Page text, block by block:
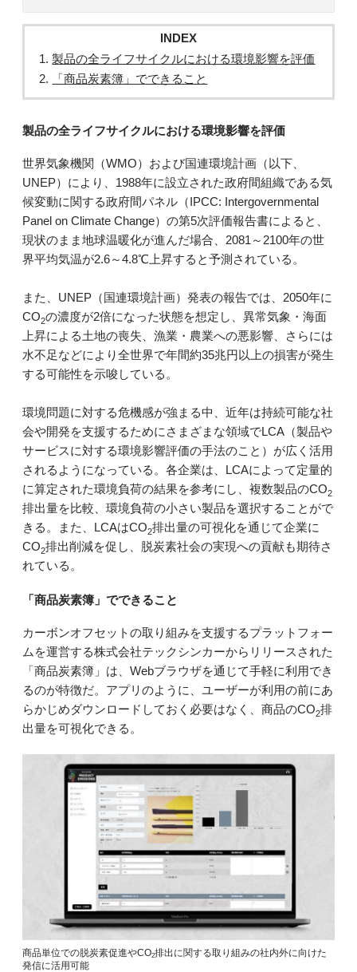
INDEX
製品の全ライフサイクルにおける環境影響を評価
「商品炭素簿」でできること
製品の全ライフサイクルにおける環境影響を評価
世界気象機関（WMO）および国連環境計画（以下、
UNEP）により、1988年に設立された政府間組織である気
候変動に関する政府間パネル（IPCC: Intergovernmental
Panel on Climate Change）の第5次評価報告書によると、
現状のまま地球温暖化が進んだ場合、2081～2100年の世
界平均気温が2.6～4.8℃上昇すると予測されている。
また、UNEP（国連環境計画）発表の報告では、2050年に
CO2の濃度が2倍になった状態を想定し、異常気象・海面
上昇による土地の喪失、漁業・農業への悪影響、さらには
水不足などにより全世界で年間約35兆円以上の損害が発生
する可能性を示唆している。
環境問題に対する危機感が強まる中、近年は持続可能な社
会や開発を支援するためにさまざまな領域でLCA（製品や
サービスに対する環境影響評価の手法のこと）が広く活用
されるようになっている。各企業は、LCAによって定量的
に算定された環境負荷の結果を参考にし、複数製品のCO2
排出量を比較、環境負荷の小さい製品を選択することがで
きる。また、LCAはCO2排出量の可視化を通じて企業に
CO2排出削減を促し、脱炭素社会の実現への貢献も期待さ
れている。
「商品炭素簿」でできること
カーボンオフセットの取り組みを支援するプラットフォー
ムを運営する株式会社テックシンカーからリリースされた
「商品炭素簿」は、Webブラウザを通じて手軽に利用でき
るのが特徴だ。アプリのように、ユーザーが利用の前にあ
らかじめダウンロードしておく必要はなく、商品のCO2排
出量を可視化できる。
商品単位での脱炭素促進やCO2排出に関する取り組みの社内外に向けた
発信に活用可能